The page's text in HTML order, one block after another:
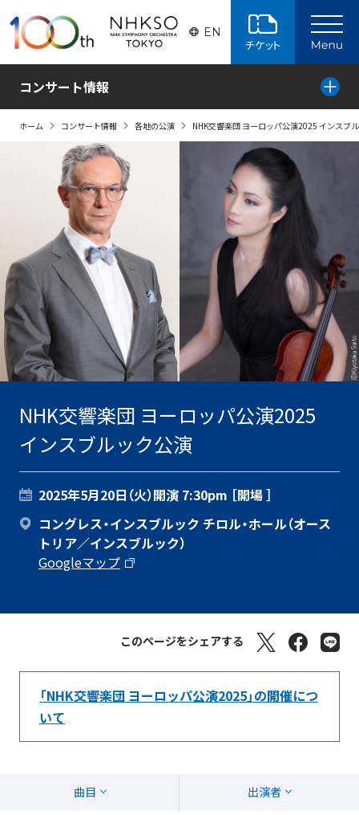
EN
コンサート情報
ホーム コンサート情報 各地の公演 NHK交響楽団 ヨーロッパ公演2025 インスブ
NHK交響楽団 ヨーロッパ公演2025
インスブルック公演
2025年5月20日（火）開演 7:30pm ［開場 ］
コングレス・インスブルック チロル・ホール（オース
トリア／インスブルック）
Googleマップ
このページをシェアする
「NHK交響楽団 ヨーロッパ公演2025」の開催につ
いて
曲目 出演者